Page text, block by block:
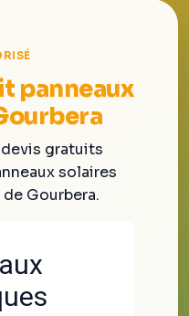
panneaux
devis gratuits
solaires
de Gourbera.